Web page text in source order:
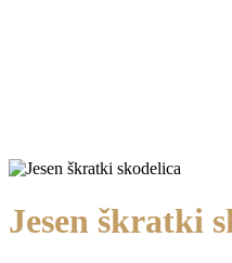
Jesen škratki